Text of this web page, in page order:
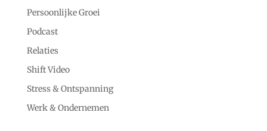
Persoonlijke Groei
Podcast
Relaties
Shift Video
Stress & Ontspanning
Werk & Ondernemen